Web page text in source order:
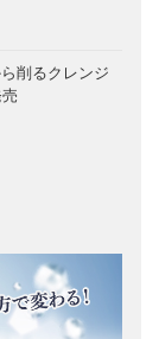
削るクレンジ